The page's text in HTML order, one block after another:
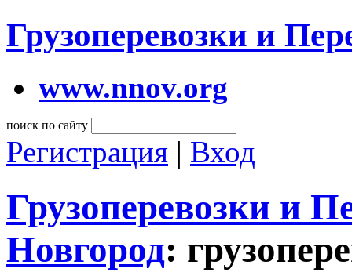
Грузоперевозки и
www.nnov.org
поиск по сайту
Регистрация | Вход
Грузоперевозки и
Новгород: